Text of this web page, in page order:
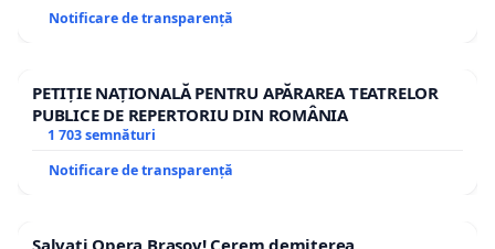
Notificare de transparență
PETIȚIE NAȚIONALĂ PENTRU APĂRAREA TEATRELOR
PUBLICE DE REPERTORIU DIN ROMÂNIA
1 703 semnături
Notificare de transparență